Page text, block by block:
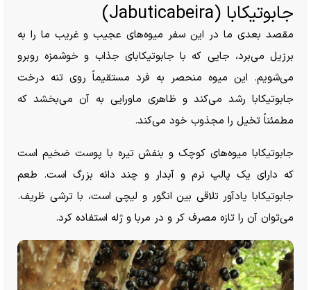
جابوتیکابا (Jabuticabeira)
مقصد بعدی ما در این سفر میوه‌های عجیب و غریب ما را به
برزیل می‌برد، جایی که با جابوتیکابای جذاب و خوشمزه روبرو
می‌شویم. این میوه منحصر به فرد مستقیماً روی تنه درخت
جابوتیکابا رشد می‌کند و ظاهری ماورایی به آن می‌بخشد که
مطمئناً تخیل را مجذوب خود می‌کند.
جابوتیکابا میوه‌های کوچک و بنفش تیره با پوست ضخیم است
که دارای یک پالپ نرم و آبدار و چند دانه بزرگ است. طعم
جابوتیکابا یادآور تلاقی بین انگور و لیچی است، با ترشی ظریف.
می‌توان آن را تازه مصرف کر و در مربا و ژله استفاده کرد.